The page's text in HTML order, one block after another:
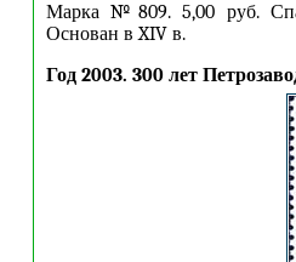
Марка №809. 5,00 руб.
Основан в XIV в.
Год 2003. 300 лет